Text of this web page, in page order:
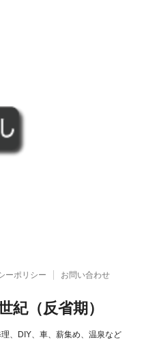
ーポリシー お問い合わせ
紀（反省期）
、DIY、車、薪集め、温泉など